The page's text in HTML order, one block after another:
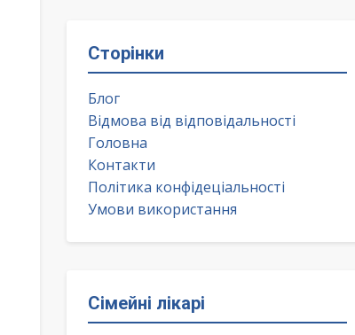
Сторінки
Блог
Відмова від відповідальності
Головна
Контакти
Політика конфідеціальності
Умови використання
Сімейні лікарі